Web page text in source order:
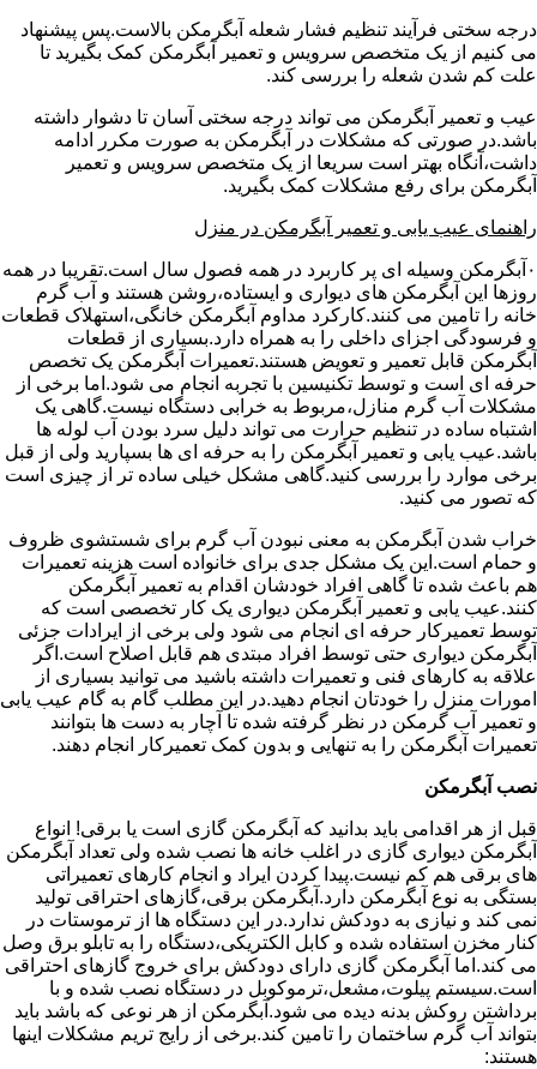
درجه سختی فرآیند تنظیم فشار شعله آبگرمکن بالاست.پس پیشنهاد
می کنیم از یک متخصص سرویس و تعمیر آبگرمکن کمک بگیرید تا
علت کم شدن شعله را بررسی کند.
عیب و تعمیر آبگرمکن می تواند درجه سختی آسان تا دشوار داشته
باشد.در صورتی که مشکلات در آبگرمکن به صورت مکرر ادامه
داشت،آنگاه بهتر است سریعا از یک متخصص سرویس و تعمیر
آبگرمکن برای رفع مشکلات کمک بگیرید.
راهنمای عیب یابی و تعمیر آبگرمکن در منزل
۰آبگرمکن وسیله ای پر کاربرد در همه فصول سال است.تقریبا در همه
روزها این آبگرمکن های دیواری و ایستاده،روشن هستند و آب گرم
خانه را تامین می کنند.کارکرد مداوم آبگرمکن خانگی،استهلاک قطعات
و فرسودگی اجزای داخلی را به همراه دارد.بسیاری از قطعات
آبگرمکن قابل تعمیر و تعویض هستند.تعمیرات آبگرمکن یک تخصص
حرفه ای است و توسط تکنیسین با تجربه انجام می شود.اما برخی از
مشکلات آب گرم منازل،مربوط به خرابی دستگاه نیست.گاهی یک
اشتباه ساده در تنظیم حرارت می تواند دلیل سرد بودن آب لوله ها
باشد.عیب یابی و تعمیر آبگرمکن را به حرفه ای ها بسپارید ولی از قبل
برخی موارد را بررسی کنید.گاهی مشکل خیلی ساده تر از چیزی است
که تصور می کنید.
خراب شدن آبگرمکن به معنی نبودن آب گرم برای شستشوی ظروف
و حمام است.این یک مشکل جدی برای خانواده است هزینه تعمیرات
هم باعث شده تا گاهی افراد خودشان اقدام به تعمیر آبگرمکن
کنند.عیب یابی و تعمیر آبگرمکن دیواری یک کار تخصصی است که
توسط تعمیرکار حرفه ای انجام می شود ولی برخی از ایرادات جزئی
آبگرمکن دیواری حتی توسط افراد مبتدی هم قابل اصلاح است.اگر
علاقه به کارهای فنی و تعمیرات داشته باشید می توانید بسیاری از
امورات منزل را خودتان انجام دهید.در این مطلب گام به گام عیب یابی
و تعمیر آب گرمکن در نظر گرفته شده تا آچار به دست ها بتوانند
تعمیرات آبگرمکن را به تنهایی و بدون کمک تعمیرکار انجام دهند.
نصب آبگرمکن
قبل از هر اقدامی باید بدانید که آبگرمکن گازی است یا برقی! انواع
آبگرمکن دیواری گازی در اغلب خانه ها نصب شده ولی تعداد آبگرمکن
های برقی هم کم نیست.پیدا کردن ایراد و انجام کارهای تعمیراتی
بستگی به نوع آبگرمکن دارد.آبگرمکن برقی،گازهای احتراقی تولید
نمی کند و نیازی به دودکش ندارد.در این دستگاه ها از ترموستات در
کنار مخزن استفاده شده و کابل الکتریکی،دستگاه را به تابلو برق وصل
می کند.اما آبگرمکن گازی دارای دودکش برای خروج گازهای احتراقی
است.سیستم پیلوت،مشعل،ترموکوبل در دستگاه نصب شده و با
برداشتن روکش بدنه دیده می شود.آبگرمکن از هر نوعی که باشد باید
بتواند آب گرم ساختمان را تامین کند.برخی از رایج تریم مشکلات اینها
هستند: